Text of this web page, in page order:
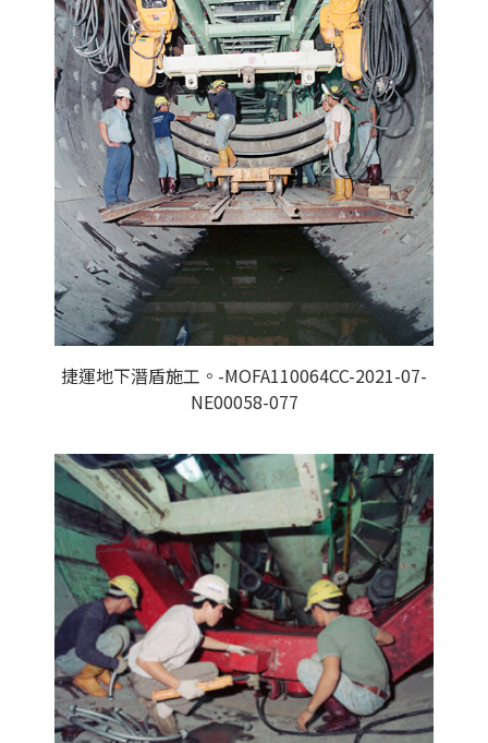
捷運地下潛盾施工。-MOFA110064CC-2021-07-
NE00058-077